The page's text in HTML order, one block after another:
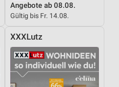
Angebote ab 08.08.
Gültig bis Fr. 14.08.
XXXLutz